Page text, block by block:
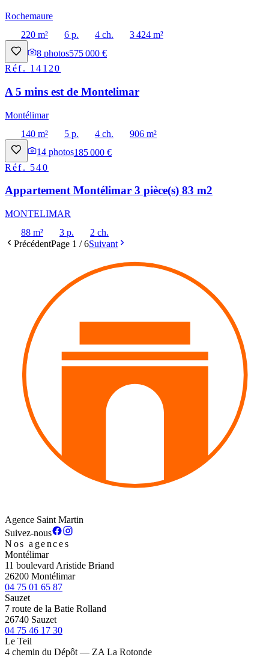
Rochemaure
220 m²
6 p. 4 ch.
3 424 m²
8 photos575 000 €
Réf. 14120
A 5 mins est de Montelimar
Montélimar
140 m²
5 p. 4 ch.
906 m²
14 photos185 000 €
Réf. 540
Appartement Montélimar 3 pièce(s) 83 m2
MONTELIMAR
88 m²
3 p.
2 ch.
PrécédentPage 1 /6Suivant
Agence Saint Martin
Suivez-nous
Nos agences
Montélimar
11 boulevard Aristide Briand
26200 Montélimar
04 75 01 65 87
Sauzet
7 route de la Batie Rolland
26740 Sauzet
04 75 46 17 30
Le Teil
4 chemin du Dépôt — ZA La Rotonde